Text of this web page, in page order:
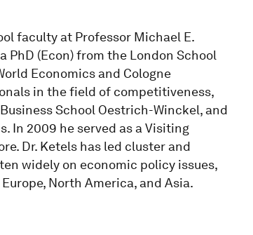
faculty at Professor Michael E.
PhD (Econ) from the London School
Economics and Cologne
in the field of competitiveness,
School Oestrich-Winckel, and
In 2009 he served as a Visiting
Dr. Ketels has led cluster and
widely on economic policy issues,
North America, and Asia.